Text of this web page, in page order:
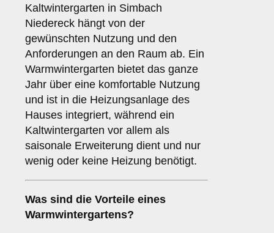
Kaltwintergarten in Simbach
Niedereck hängt von der
gewünschten Nutzung und den
Anforderungen an den Raum ab. Ein
Warmwintergarten bietet das ganze
Jahr über eine komfortable Nutzung
und ist in die Heizungsanlage des
Hauses integriert, während ein
Kaltwintergarten vor allem als
saisonale Erweiterung dient und nur
wenig oder keine Heizung benötigt.
Was sind die Vorteile eines
Warmwintergartens?